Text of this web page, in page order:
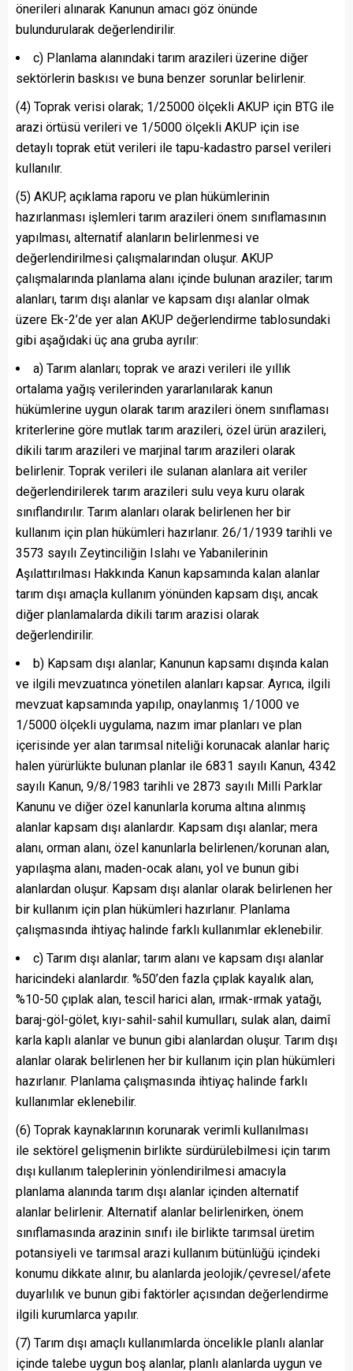
önerileri alınarak Kanunun amacı göz önünde
bulundurularak değerlendirilir.
c) Planlama alanındaki tarım arazileri üzerine diğer
sektörlerin baskısı ve buna benzer sorunlar belirlenir.
(4) Toprak verisi olarak; 1/25000 ölçekli AKUP için BTG ile
arazi örtüsü verileri ve 1/5000 ölçekli AKUP için ise
detaylı toprak etüt verileri ile tapu-kadastro parsel verileri
kullanılır.
(5) AKUP, açıklama raporu ve plan hükümlerinin
hazırlanması işlemleri tarım arazileri önem sınıflamasının
yapılması, alternatif alanların belirlenmesi ve
değerlendirilmesi çalışmalarından oluşur. AKUP
çalışmalarında planlama alanı içinde bulunan araziler; tarım
alanları, tarım dışı alanlar ve kapsam dışı alanlar olmak
üzere Ek-2’de yer alan AKUP değerlendirme tablosundaki
gibi aşağıdaki üç ana gruba ayrılır:
a) Tarım alanları; toprak ve arazi verileri ile yıllık
ortalama yağış verilerinden yararlanılarak kanun
hükümlerine uygun olarak tarım arazileri önem sınıflaması
kriterlerine göre mutlak tarım arazileri, özel ürün arazileri,
dikili tarım arazileri ve marjinal tarım arazileri olarak
belirlenir. Toprak verileri ile sulanan alanlara ait veriler
değerlendirilerek tarım arazileri sulu veya kuru olarak
sınıflandırılır. Tarım alanları olarak belirlenen her bir
kullanım için plan hükümleri hazırlanır. 26/1/1939 tarihli ve
3573 sayılı Zeytinciliğin Islahı ve Yabanilerinin
Aşılattırılması Hakkında Kanun kapsamında kalan alanlar
tarım dışı amaçla kullanım yönünden kapsam dışı, ancak
diğer planlamalarda dikili tarım arazisi olarak
değerlendirilir.
b) Kapsam dışı alanlar; Kanunun kapsamı dışında kalan
ve ilgili mevzuatınca yönetilen alanları kapsar. Ayrıca, ilgili
mevzuat kapsamında yapılıp, onaylanmış 1/1000 ve
1/5000 ölçekli uygulama, nazım imar planları ve plan
içerisinde yer alan tarımsal niteliği korunacak alanlar hariç
halen yürürlükte bulunan planlar ile 6831 sayılı Kanun, 4342
sayılı Kanun, 9/8/1983 tarihli ve 2873 sayılı Milli Parklar
Kanunu ve diğer özel kanunlarla koruma altına alınmış
alanlar kapsam dışı alanlardır. Kapsam dışı alanlar; mera
alanı, orman alanı, özel kanunlarla belirlenen/korunan alan,
yapılaşma alanı, maden-ocak alanı, yol ve bunun gibi
alanlardan oluşur. Kapsam dışı alanlar olarak belirlenen her
bir kullanım için plan hükümleri hazırlanır. Planlama
çalışmasında ihtiyaç halinde farklı kullanımlar eklenebilir.
c) Tarım dışı alanlar; tarım alanı ve kapsam dışı alanlar
haricindeki alanlardır. %50’den fazla çıplak kayalık alan,
%10-50 çıplak alan, tescil harici alan, ırmak-ırmak yatağı,
baraj-göl-gölet, kıyı-sahil-sahil kumulları, sulak alan, daimî
karla kaplı alanlar ve bunun gibi alanlardan oluşur. Tarım dışı
alanlar olarak belirlenen her bir kullanım için plan hükümleri
hazırlanır. Planlama çalışmasında ihtiyaç halinde farklı
kullanımlar eklenebilir.
(6) Toprak kaynaklarının korunarak verimli kullanılması
ile sektörel gelişmenin birlikte sürdürülebilmesi için tarım
dışı kullanım taleplerinin yönlendirilmesi amacıyla
planlama alanında tarım dışı alanlar içinden alternatif
alanlar belirlenir. Alternatif alanlar belirlenirken, önem
sınıflamasında arazinin sınıfı ile birlikte tarımsal üretim
potansiyeli ve tarımsal arazi kullanım bütünlüğü içindeki
konumu dikkate alınır, bu alanlarda jeolojik/çevresel/afete
duyarlılık ve bunun gibi faktörler açısından değerlendirme
ilgili kurumlarca yapılır.
(7) Tarım dışı amaçlı kullanımlarda öncelikle planlı alanlar
içinde talebe uygun boş alanlar, planlı alanlarda uygun ve